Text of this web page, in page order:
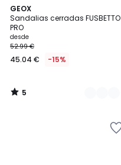
GEOX
Sandalias cerradas FUSBETTO
PRO
desde
52.99 €
45.04 € -15%
5
/
5
2
Colores
5
/